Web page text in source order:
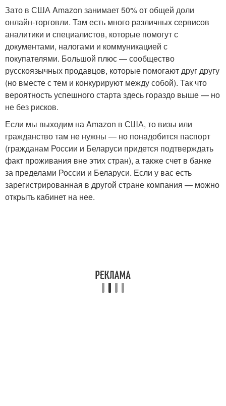
Зато в США Amazon занимает 50% от общей доли
онлайн-торговли. Там есть много различных сервисов
аналитики и специалистов, которые помогут с
документами, налогами и коммуникацией с
покупателями. Большой плюс — сообщество
русскоязычных продавцов, которые помогают друг другу
(но вместе с тем и конкурируют между собой). Так что
вероятность успешного старта здесь гораздо выше — но
не без рисков.
Если мы выходим на Amazon в США, то визы или
гражданство там не нужны — но понадобится паспорт
(гражданам России и Беларуси придется подтверждать
факт проживания вне этих стран), а также счет в банке
за пределами России и Беларуси. Если у вас есть
зарегистрированная в другой стране компания — можно
открыть кабинет на нее.